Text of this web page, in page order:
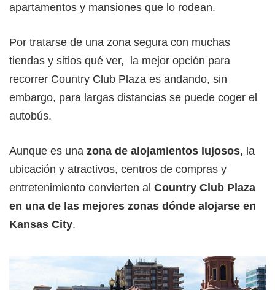
apartamentos y mansiones que lo rodean.
Por tratarse de una zona segura con muchas
tiendas y sitios qué ver, la mejor opción para
recorrer Country Club Plaza es andando, sin
embargo, para largas distancias se puede coger el
autobús.
Aunque es una zona de alojamientos lujosos, la
ubicación y atractivos, centros de compras y
entretenimiento convierten al Country Club Plaza
en una de las mejores zonas dónde alojarse en
Kansas City.